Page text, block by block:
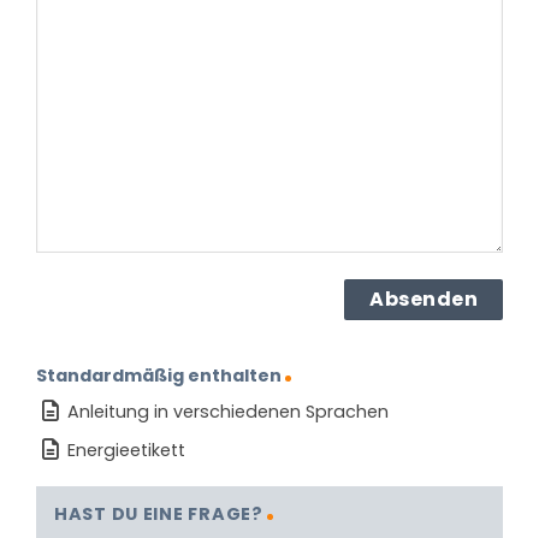
Standardmäßig enthalten
Anleitung in verschiedenen Sprachen
Energieetikett
HAST DU EINE FRAGE?